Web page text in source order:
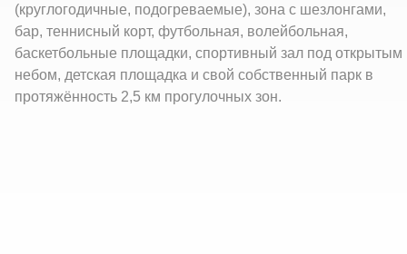
(круглогодичные, подогреваемые), зона с шезлонгами,
бар, теннисный корт, футбольная, волейбольная,
баскетбольные площадки, спортивный зал под открытым
небом, детская площадка и свой собственный парк в
протяжённость 2,5 км прогулочных зон.